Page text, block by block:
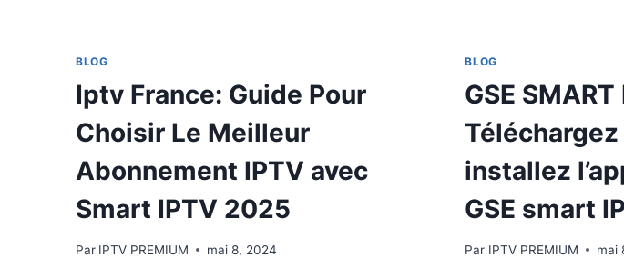
BLOG
Iptv France: Guide Pour
Choisir Le Meilleur
Abonnement IPTV avec
Smart IPTV 2025
Par IPTV PREMIUM mai 8, 2024
BLOG
GSE SMART
installez
GSE smart
Par IPTV PREMIUM mai